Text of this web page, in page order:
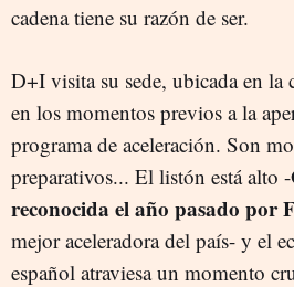
cadena tiene su razón de ser.
D+I visita su sede, ubicada en la
en los momentos previos a la
programa de aceleración. Son
preparativos... El listón está alto -
reconocida el año pasado por
mejor aceleradora del país- y el
español atraviesa un momento